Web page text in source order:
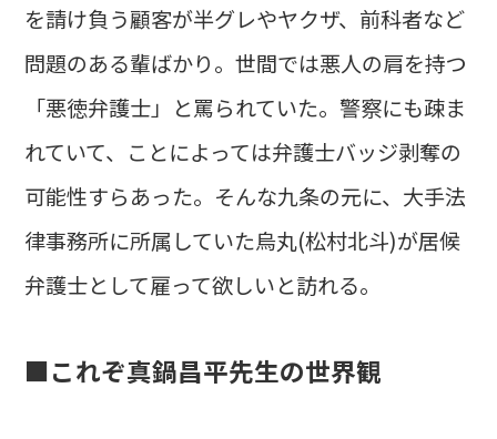
を請け負う顧客が半グレやヤクザ、前科者など
問題のある輩ばかり。世間では悪人の肩を持つ
「悪徳弁護士」と罵られていた。警察にも疎ま
れていて、ことによっては弁護士バッジ剥奪の
可能性すらあった。そんな九条の元に、大手法
律事務所に所属していた烏丸(松村北斗)が居候
弁護士として雇って欲しいと訪れる。
■これぞ真鍋昌平先生の世界観